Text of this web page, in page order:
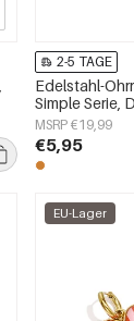
2-5 TAGE
Edelstahl-
Simple Serie,
MSRP €19,99
€5,95
EU-Lager